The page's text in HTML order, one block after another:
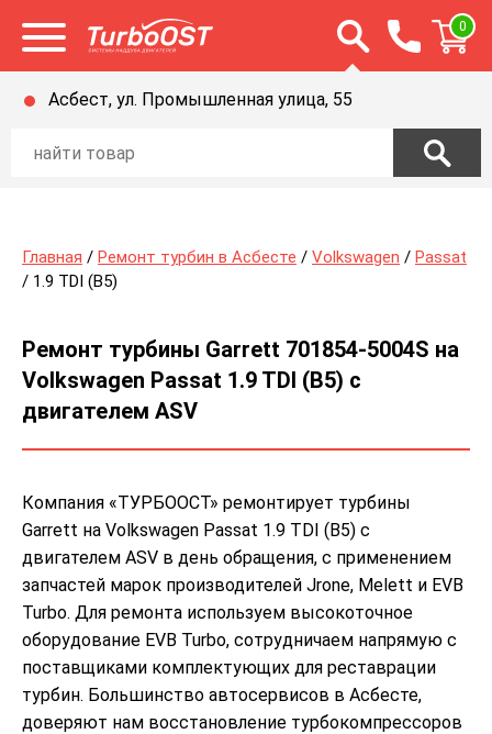
Открыть меню Открыть строку
0
Асбест, ул. Промышленная улица, 55
Главная / Ремонт турбин в Асбесте / Volkswagen / Passat
/ 1.9 TDI (B5)
Ремонт турбины Garrett 701854-5004S на
Volkswagen Passat 1.9 TDI (B5) с
двигателем ASV
Компания «ТУРБООСТ» ремонтирует турбины
Garrett на Volkswagen Passat 1.9 TDI (B5) с
двигателем ASV в день обращения, с применением
запчастей марок производителей Jrone, Melett и EVB
Turbo. Для ремонта используем высокоточное
оборудование EVB Turbo, сотрудничаем напрямую с
поставщиками комплектующих для реставрации
турбин. Большинство автосервисов в Асбесте,
доверяют нам восстановление турбокомпрессоров